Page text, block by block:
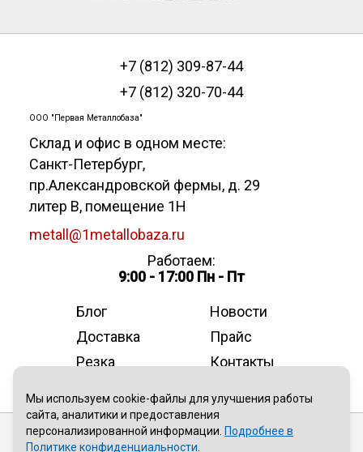
+7 (812) 309-87-44
+7 (812) 320-70-44
ООО "Первая Металлобаза"
Склад и офис в одном месте:
Санкт-Петербург,
пр.Александровской фермы, д. 29
литер В, помещение 1Н
metall@1metallobaza.ru
Работаем:
9:00 - 17:00 Пн - Пт
Блог
Новости
Доставка
Прайс
Резка
Контакты
Публичная оферта
Мы используем cookie-файлы для улучшения работы
сайта, аналитики и предоставления
персонализированной информации. Подробнее в
Политике конфиденциальности